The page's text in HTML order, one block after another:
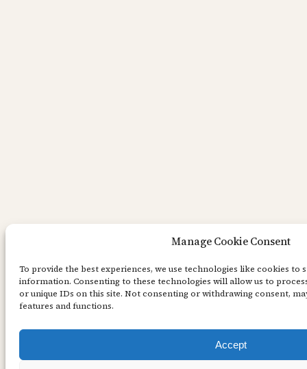
Manage Cookie Consent
To provide the best experiences, we use technologies like cookies to
information. Consenting to these technologies will allow us to
or unique IDs on this site. Not consenting or withdrawing consent,
features and functions.
Accept